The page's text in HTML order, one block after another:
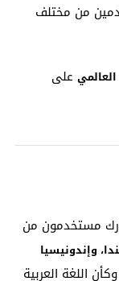
من مختلف
على
مستخدمون من
وإندونيسيا
اللغة العربية